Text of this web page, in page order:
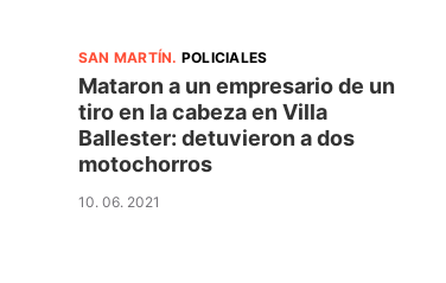
SAN MARTÍN. POLICIALES
Mataron a un empresario de un
tiro en la cabeza en Villa
Ballester: detuvieron a dos
motochorros
10. 06. 2021